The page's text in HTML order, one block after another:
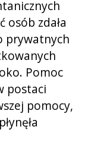
osób zdała
prywatnych
Pomoc
postaci
pomocy,